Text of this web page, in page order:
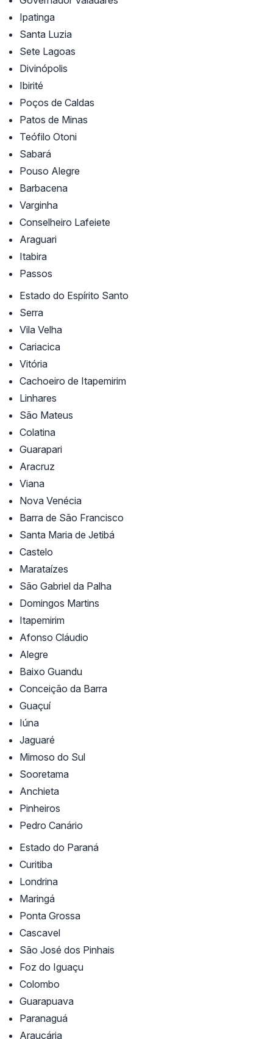
Ipatinga
Santa Luzia
Sete Lagoas
Divinópolis
Ibirité
Poços de Caldas
Patos de Minas
Teófilo Otoni
Sabará
Pouso Alegre
Barbacena
Varginha
Conselheiro Lafeiete
Araguari
Itabira
Passos
Estado do Espírito Santo
Serra
Vila Velha
Cariacica
Vitória
Cachoeiro de Itapemirim
Linhares
São Mateus
Colatina
Guarapari
Aracruz
Viana
Nova Venécia
Barra de São Francisco
Santa Maria de Jetibá
Castelo
Marataízes
São Gabriel da Palha
Domingos Martins
Itapemirim
Afonso Cláudio
Alegre
Baixo Guandu
Conceição da Barra
Guaçuí
Iúna
Jaguaré
Mimoso do Sul
Sooretama
Anchieta
Pinheiros
Pedro Canário
Estado do Paraná
Curitiba
Londrina
Maringá
Ponta Grossa
Cascavel
São José dos Pinhais
Foz do Iguaçu
Colombo
Guarapuava
Paranaguá
Araucária